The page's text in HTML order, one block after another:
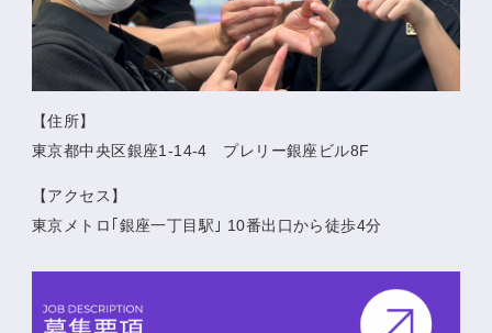
【住所】
東京都中央区銀座1-14-4 プレリー銀座ビル8F
【アクセス】
東京メトロ｢銀座一丁目駅｣ 10番出口から徒歩4分